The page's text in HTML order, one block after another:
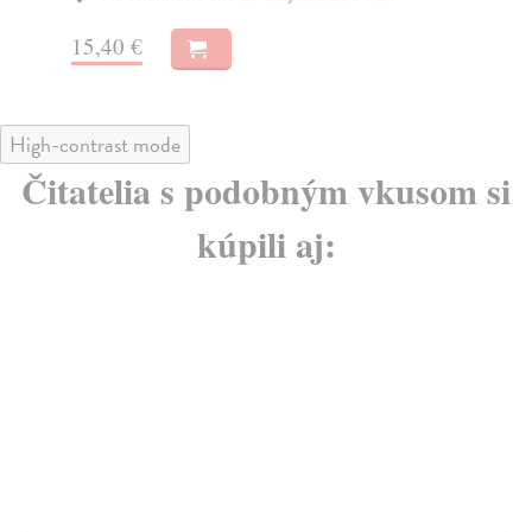
12,59 €
High-contrast mode
Čitatelia s podobným vkusom si
kúpili aj: